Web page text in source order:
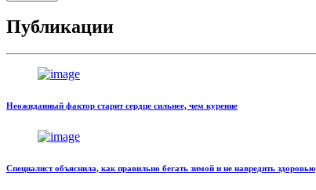
Публикации
Неожиданный фактор старит сердце сильнее, чем курение
Специалист объяснила, как правильно бегать зимой и не навредить здоровью